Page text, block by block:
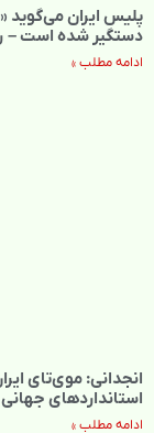
پلیس ایران می‌گوید
دستگیر شده است –
ادامه مطلب »
انجدانی: موی‌تای
استانداردهای
ادامه مطلب »